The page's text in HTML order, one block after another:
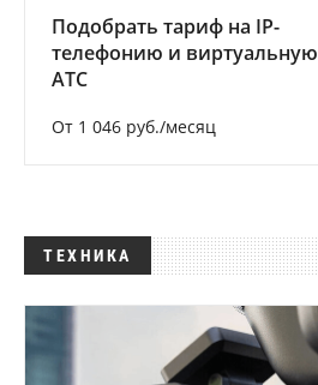
Подобрать тариф на IP-
телефонию и виртуальную
АТС
От 1 046 руб./месяц
ТЕХНИКА